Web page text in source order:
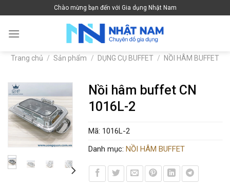
to
content
Chào mừng bạn đến với Gia dụng Nhật Nam
Trang chủ / Sản phẩm / DỤNG CỤ BUFFET / NỒI HÂM BUFFET
Nồi hâm buffet CN
1016L-2
Mã: 1016L-2
Danh mục: NỒI HÂM BUFFET